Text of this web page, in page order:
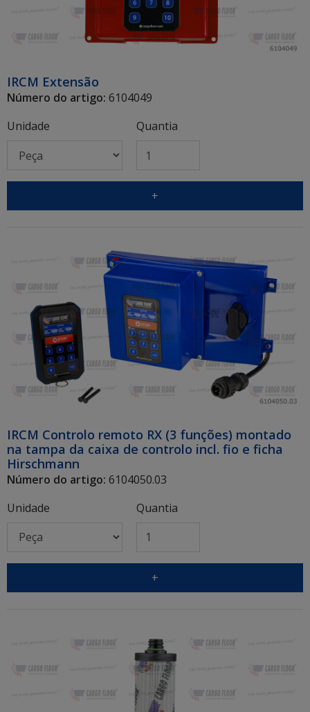
IRCM Extensão
Número do artigo: 6104049
Unidade
Quantia
+
IRCM Controlo remoto RX (3 funções) montado
na tampa da caixa de controlo incl. fio e ficha
Hirschmann
Número do artigo: 6104050.03
Unidade
Quantia
+